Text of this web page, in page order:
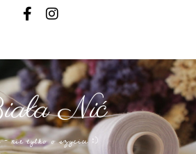
Nić
– nie tylko o szyciu :)